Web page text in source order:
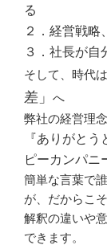
る
２．経営戦略
３．社長が自
そして、時代
差」 へ
弊社の経営理
『ありがと
ピーカンパニ
簡単な言葉で
が、だからこ
解釈の違いや
できます。